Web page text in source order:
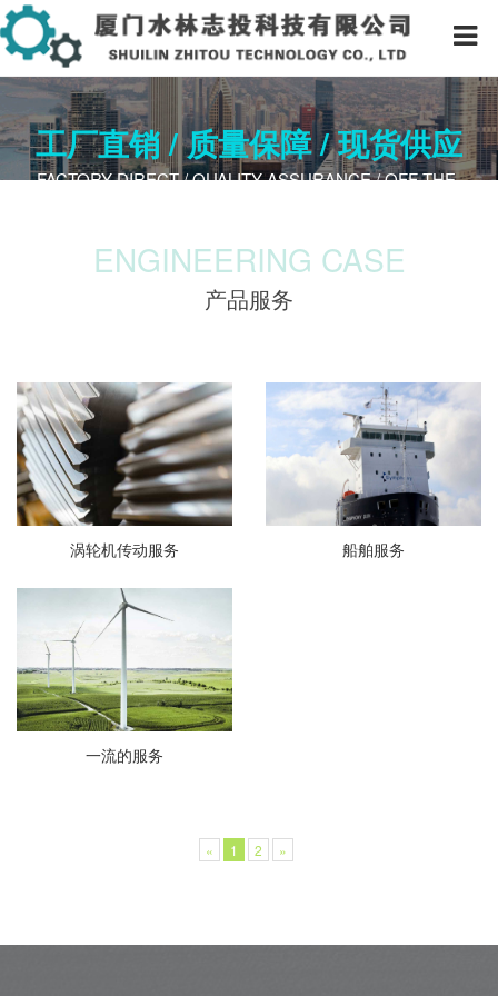
工厂直销 / 质量保障 / 现货供应
FACTORY DIRECT / QUALITY A​SSURANCE / OFF-THE-
ENGINEERING CASE
产品服务
涡轮机传动服务 船舶服务
一流的服务
« 1 2 »